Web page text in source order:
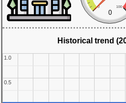
0 100
0
Historical trend
0.5
0.5
1.0
1.0